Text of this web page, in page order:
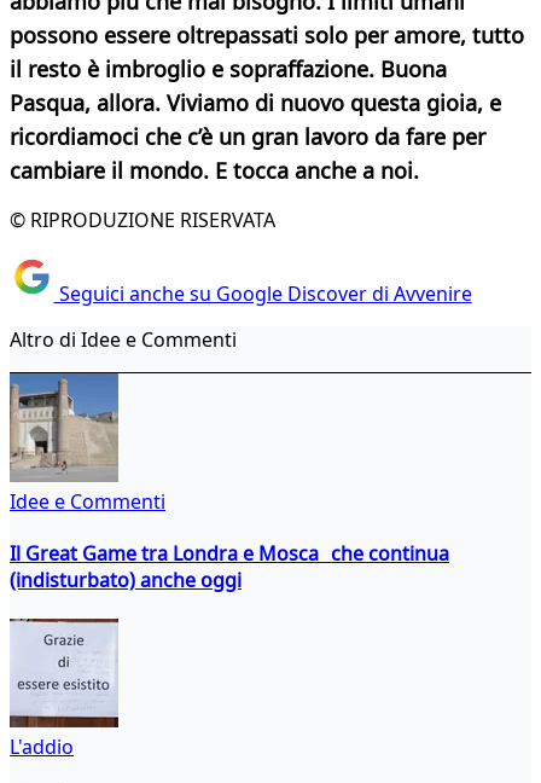
possono essere oltrepassati solo per amore, tutto
il resto è imbroglio e sopraffazione. Buona
Pasqua, allora. Viviamo di nuovo questa gioia, e
ricordiamoci che c’è un gran lavoro da fare per
cambiare il mondo. E tocca anche a noi.
© RIPRODUZIONE RISERVATA
Seguici anche su Google Discover di Avvenire
Altro di Idee e Commenti
Idee e Commenti
Il Great Game tra Londra e Mosca che continua
(indisturbato) anche oggi
L'addio